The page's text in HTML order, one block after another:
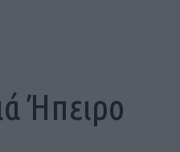
Ήπειρο